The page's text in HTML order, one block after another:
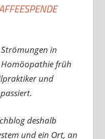
in
Homöopathie früh
und
deshalb
und ein Ort, an